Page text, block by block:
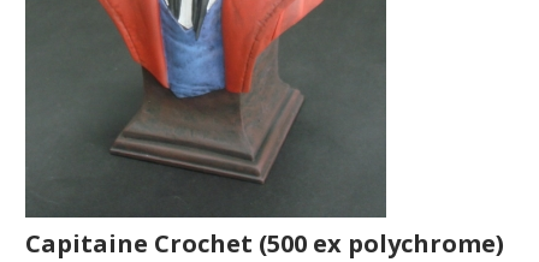
Capitaine Crochet (500 ex polychrome)